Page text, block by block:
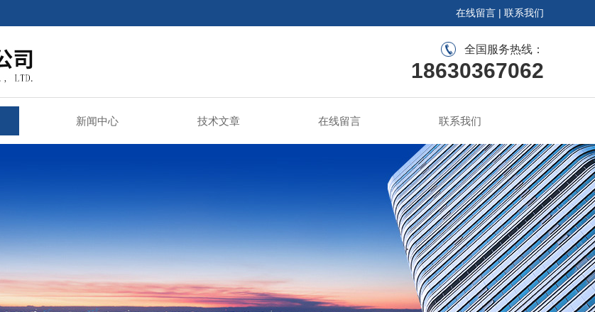
在线留言 | 联系我们
全国服务热线：
18630367062
新闻中心 技术文章 在线留言 联系我们